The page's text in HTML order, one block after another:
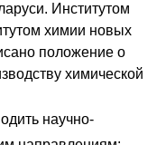
Институтом
химии новых
положение о
химической
научно-